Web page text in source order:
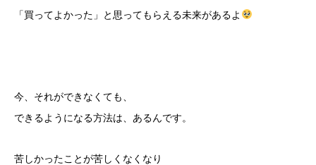
「買ってよかった」と思ってもらえる未来があるよ
今、それができなくても、
できるようになる方法は、あるんです。
苦しかったことが苦しくなくなり